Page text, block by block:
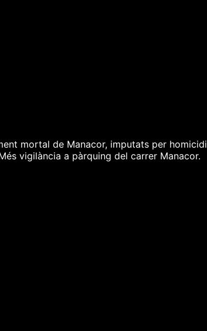
mortal de Manacor, imputats per
vigilància a pàrquing del carrer Manacor.